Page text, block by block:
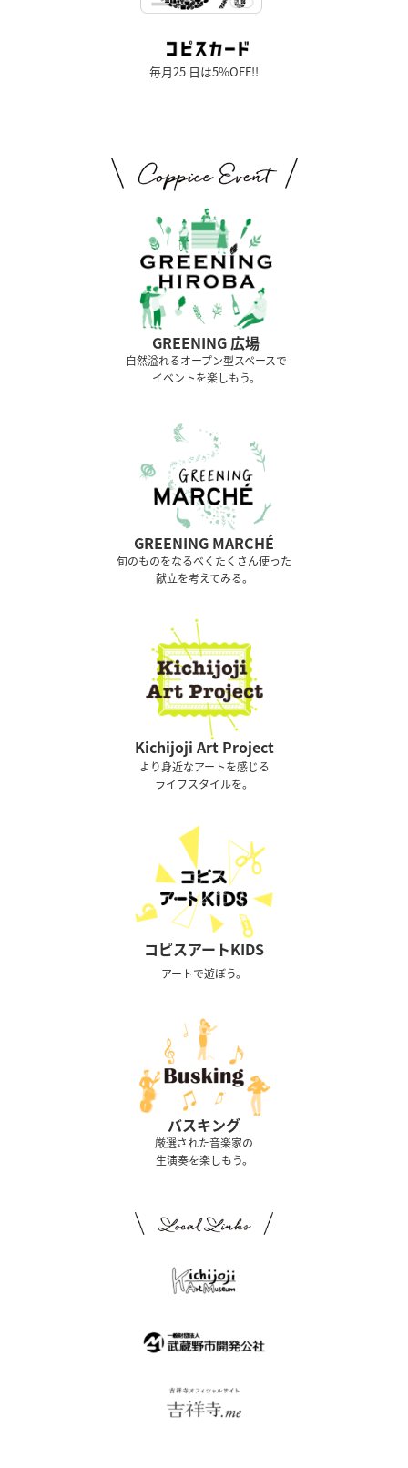
毎月25 日は5%OFF!!
GREENING 広場
⾃然溢れるオープン型スペースで
イベントを楽しもう。
GREENING MARCHÉ
旬のものをなるべくたくさん使った
献立を考えてみる。
Kichijoji Art Project
より身近なアートを感じる
ライフスタイルを。
コピスアートKIDS
アートで遊ぼう。
バスキング
厳選された音楽家の
生演奏を楽しもう。